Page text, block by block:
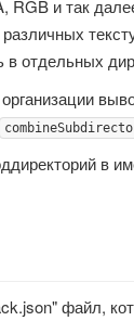
и так
отдельных
в
файл,